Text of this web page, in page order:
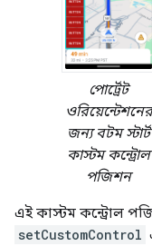
পোর্ট্রেট
ওরিয়েন্টেশনের
জন্য বটম স্টার্ট
কাস্টম কন্ট্রোল
পজিশন
এই কাস্টম কন্ট্রোল
setCustomControl